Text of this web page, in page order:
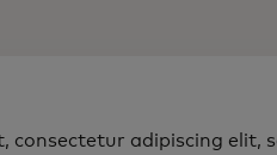
consectetur adipiscing elit,